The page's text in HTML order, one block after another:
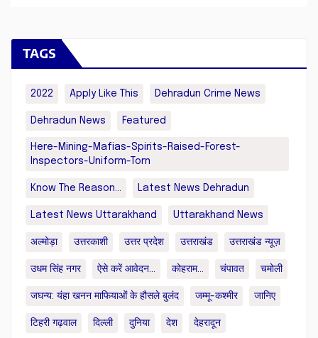
TAGS
2022 Apply Like This Dehradun Crime News
Dehradun News Featured
Here-Mining-Mafias-Spirits-Raised-Forest-
Inspectors-Uniform-Torn
Know The Reason... Latest News Dehradun
Latest News Uttarakhand Uttarakhand News
अल्मोड़ा उत्तरकाशी उत्तर प्रदेश उत्तराखंड उत्तराखंड न्यूज़
उधम सिंह नगर ऐसे करें आवेदन... कोहराम... चंपावत चमोली
जघन्य: यंहा खनन माफियाओं के हौसले बुलंद जम्मू-कश्मीर जानिए
टिहरी गढ़वाल दिल्ली दुनिया देश देहरादून